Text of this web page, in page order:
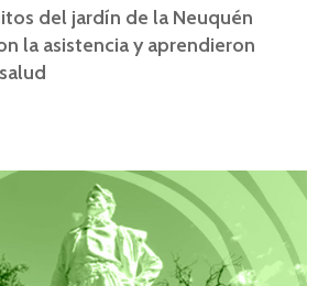
del jardín de la Neuquén
la asistencia y aprendieron